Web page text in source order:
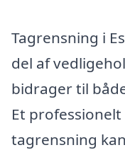
Tagrensning i
del af
bidrager til
Et
tagrensning